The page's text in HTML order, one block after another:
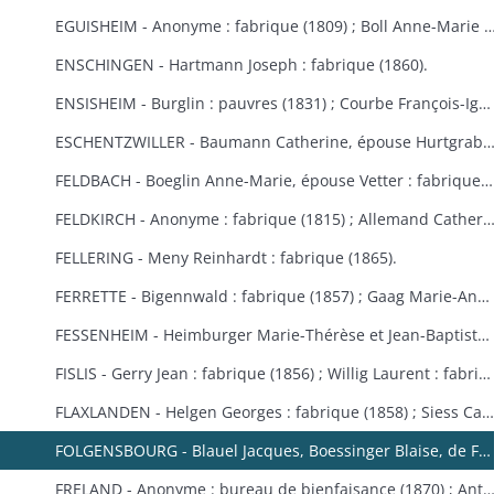
EGUISHEIM - Anonyme : fabrique (1809) ; Boll Anne-Marie : bureau de bienfaisance (1829) ; Brucker François Joseph : fabrique (1846) ; Burglin François Xavier : fabrique (1831) ; Hertzog, de Logelbach, Wehrlé Antoine : hospice (1863) ; Ludwig Jean : fabrique (1829) ; Meyer Véronique : fabrique (1809) ; Raffat Ignace : bureau de bienfaisance (fondation Boll, 1862) ; Schultz Anne-Marie : fabrique (1823) ; Strub Elisabeth : fabrique (1824).
ENSCHINGEN - Hartmann Joseph : fabrique (1860).
ENSISHEIM - Burglin : pauvres (1831) ; Courbe François-Ignace : pauvres (1834) ; Goeb Thérèse : fabrique (1870) ; Hobig Joseph, Roth Catherine : fabrique (1832) ; Kaistling Françoise : fabrique (1820) ; Krafft Charles : fabrique (1861) ; Mordilliat Marguerite : fabrique (1835) ; Mutz Anne-Marie : fabrique et pauvres (1833) ; Rumbach Catherine, épouse Schmitt : fabrique (1836) ; Zeller Thérèse : bureau de bienfaisance (1848).
ESCHENTZWILLER - Baumann Catherine, épouse Hurtgraber : fabrique (1849) ; Butsch Henri, Sibus Françoise : fabrique (1855) ; Ernst Jean-Baptiste : fabrique (1853) ; Jeltsch Pancrace : bureau de bienfaisance (1865) ; Rieter Jean-Baptiste : pauvres (1842) ; Wolff Agathe, épouse Reng : fabrique (1840).
FELDBACH - Boeglin Anne-Marie, épouse Vetter : fabrique et pauvres (1850-1853).
FELDKIRCH - Anonyme : fabrique (1815) ; Allemand Catherine : fabrique (1840) ; Friess Marie-Anne : fabrique de Bollwiller et Feldkirch (1825) (voir aussi Bollwiller) ; Geiller Apolline, épouse Riber : fabrique (1847) ; Neff Etienne, Michel Madeleine, épouse Martin, de Bollwiller : fabrique (1834) ; Pfulb François-Joseph : fabriques de Feldkirch et Bollwiller (1819) ; Pfulb Rémi, de Bollwiller : fabrique (1835-1846) ; épouse Pfulb Richard, Mayer Catherine, épouse Zagula, Strieh Elisabeth, épouse Fries : fabrique (1838) ; Strub Rémi, père, Durwell Jean-Adam : fabrique (1834) ; Willemann Marie-Anne, épouse Riber : fabrique (1839).
FELLERING - Meny Reinhardt : fabrique (1865).
FERRETTE - Bigennwald : fabrique (1857) ; Gaag Marie-Anne : bureau de bienfaisance et fabrique de Traubach-le-Haut (1869-1870) ; Gerbaulet Guillaume : bureau de bienfaisance et commune (1845-1858) ; Koechlin André : bureau de bienfaisance (1847) ; Schirmer, de Colmar : bureau de bienfaisance (1847).
FESSENHEIM - Heimburger Marie-Thérèse et Jean-Baptiste : fabrique (1862-1868) ; Schönauer Jacques : fabrique (1845).
FISLIS - Gerry Jean : fabrique (1856) ; Willig Laurent : fabrique (1853).
FLAXLANDEN - Helgen Georges : fabrique (1858) ; Siess Catherine, épouse Meyer : fabrique (1846) ; Steib Catherine, épouse Helgen : fabrique (1854) ; Steib Elisabeth, épouse Sies : fabrique (1851).
FOLGENSBOURG - Blauel Jacques, Boessinger Blaise, de Folgensbourg, Linder Anne-Marie, épouse Duringer, Moser, de Hagenthal-le-Haut, Runser Jacques, Runser Simon, héritiers Studer Philippe, Thannberger de Blotzheim : fabrique (1834-1839) ; Wicky Marie-Anne : commune (1865).
FRELAND - Anonyme : bureau de bienfaisance (1870) ; Antoine Jean-Nicolas : bureau de bienfaisance (1862) ; Bertrand Catherine : commune, fabrique et école (1823) ; Bertrand Marie-Catherine : fabrique (1853) ; Herqué Antoine : bureau de bienfaisance (1856).